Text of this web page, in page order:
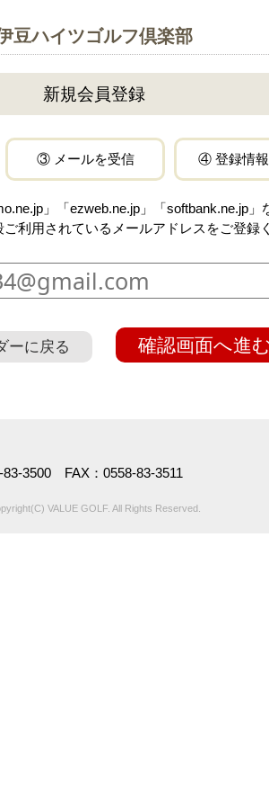
豆ハイツゴルフ倶楽部
新規会員登録
③ メールを受信 ④ 登録情報
」「ezweb.ne.jp」「softbank.ne.jp」
利用されているメールアドレスをご登録
ーに戻る 確認画面へ進む
3500 FAX：0558-83-3511
VALUE GOLF. All Rights Reserved.